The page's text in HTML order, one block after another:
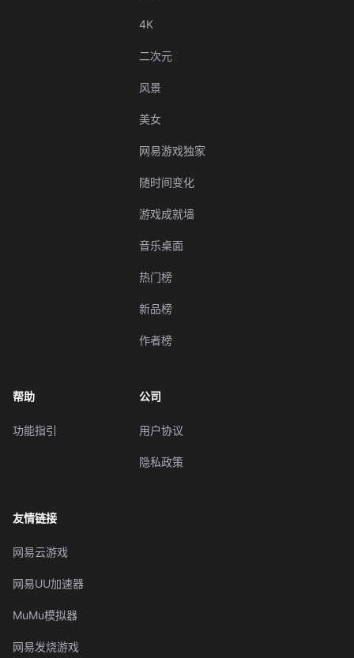
4K
二次元
风景
美女
网易游戏独家
随时间变化
游戏成就墙
音乐桌面
热门榜
新品榜
作者榜
帮助
功能指引
公司
用户协议
隐私政策
友情链接
网易云游戏
网易UU加速器
MuMu模拟器
网易发烧游戏